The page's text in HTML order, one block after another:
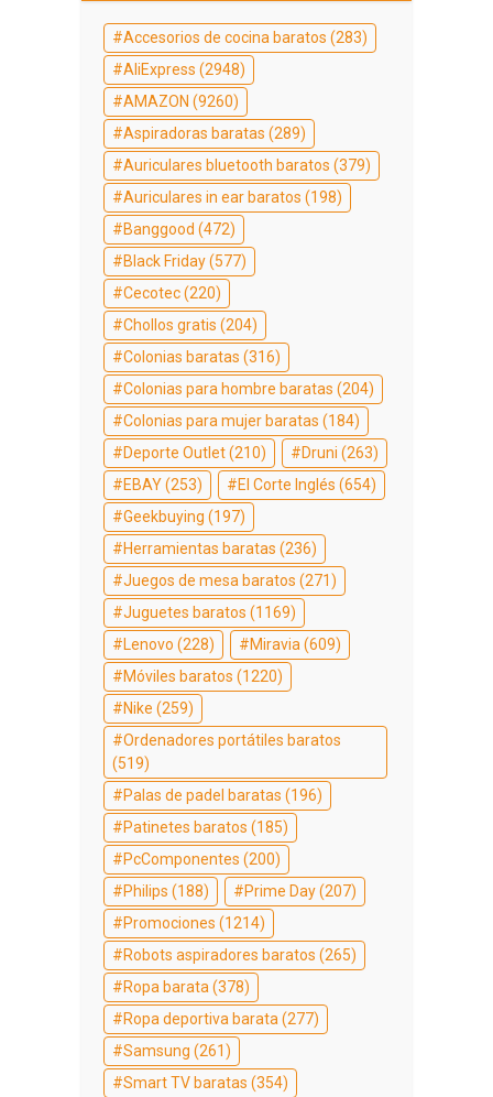
Accesorios de cocina baratos (283)
AliExpress (2948)
AMAZON (9260)
Aspiradoras baratas (289)
Auriculares bluetooth baratos (379)
Auriculares in ear baratos (198)
Banggood (472)
Black Friday(577)
Cecotec(220)
Chollos gratis (204)
Colonias baratas (316)
Colonias para hombre baratas (204)
Colonias para mujer baratas (184)
Deporte Outlet(210) Druni (263)
EBAY(253) El Corte Inglés (654)
Geekbuying (197)
Herramientas baratas (236)
Juegos de mesa baratos (271)
Juguetes baratos (1169)
Lenovo (228) Miravia(609)
Móviles baratos (1220)
Nike (259)
Ordenadores portátiles baratos
(519)
Palas de padel baratas (196)
Patinetes baratos (185)
PcComponentes (200)
Philips (188) Prime Day(207)
Promociones (1214)
Robots aspiradores baratos (265)
Ropa barata(378)
Ropa deportiva barata(277)
Samsung (261)
Smart TV baratas (354)